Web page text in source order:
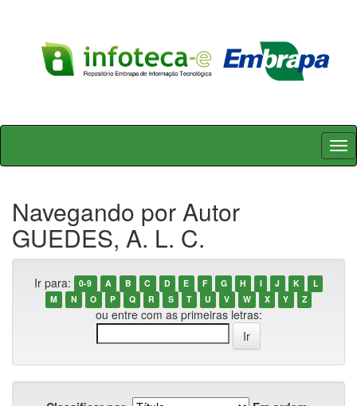
Skip
Navegando por Autor
GUEDES, A. L. C.
Ir para: 0-9 A B C D E F G H I J K
L
M
N O P Q R S T U V W X Y Z
ou entre com as primeiras letras: